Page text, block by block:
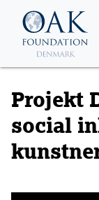
Skip to main content
Projekt
social